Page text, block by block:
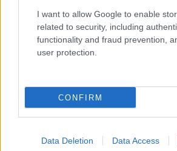
I want to allow Google to enable
related to security, including
functionality and fraud prevention,
user protection.
CONFIRM
Data Deletion Data Access
Ariana Grande a
egy videoklipet, és